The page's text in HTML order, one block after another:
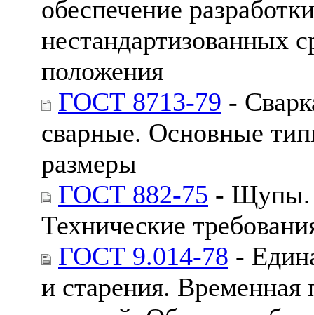
обеспечение
нестандартизованных
положения
ГОСТ 8713-79 -
сварные. Основные
размеры
ГОСТ 882-75 - Щупы.
Технические
ГОСТ 9.014-78 -
и старения. Временная